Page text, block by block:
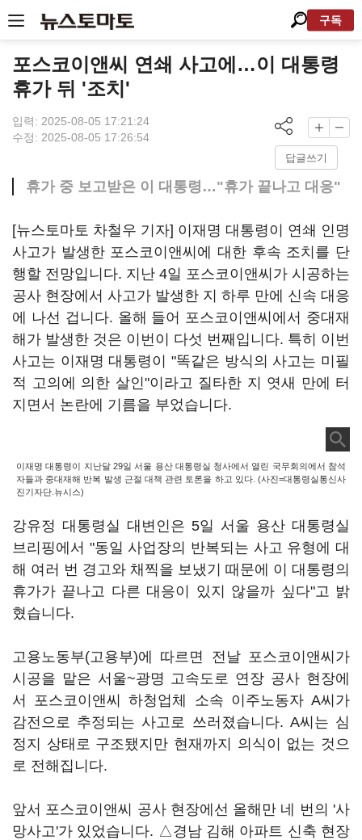
구독
포스코이앤씨 연쇄 사고에…이 대통령
휴가 뒤 '조치'
입력: 2025-08-05 17:21:24
수정: 2025-08-05 17:26:54
답글쓰기
휴가 중 보고받은 이 대통령…"휴가 끝나고 대응"
[뉴스토마토 차철우 기자] 이재명 대통령이 연쇄 인명
사고가 발생한 포스코이앤씨에 대한 후속 조치를 단
행할 전망입니다. 지난 4일 포스코이앤씨가 시공하는
공사 현장에서 사고가 발생한 지 하루 만에 신속 대응
에 나선 겁니다. 올해 들어 포스코이앤씨에서 중대재
해가 발생한 것은 이번이 다섯 번째입니다. 특히 이번
사고는 이재명 대통령이 "똑같은 방식의 사고는 미필
적 고의에 의한 살인"이라고 질타한 지 엿새 만에 터
지면서 논란에 기름을 부었습니다.
이재명 대통령이 지난달 29일 서울 용산 대통령실 청사에서 열린 국무회의에서 참석
자들과 중대재해 반복 발생 근절 대책 관련 토론을 하고 있다. (사진=대통령실통신사
진기자단.뉴시스)
강유정 대통령실 대변인은 5일 서울 용산 대통령실
브리핑에서 "동일 사업장의 반복되는 사고 유형에 대
해 여러 번 경고와 채찍을 보냈기 때문에 이 대통령의
휴가가 끝나고 다른 대응이 있지 않을까 싶다"고 밝
혔습니다.
고용노동부(고용부)에 따르면 전날 포스코이앤씨가
시공을 맡은 서울~광명 고속도로 연장 공사 현장에
서 포스코이앤씨 하청업체 소속 이주노동자 A씨가
감전으로 추정되는 사고로 쓰러졌습니다. A씨는 심
정지 상태로 구조됐지만 현재까지 의식이 없는 것으
로 전해집니다.
앞서 포스코이앤씨 공사 현장에선 올해만 네 번의 '사
망사고'가 있었습니다. △경남 김해 아파트 신축 현장